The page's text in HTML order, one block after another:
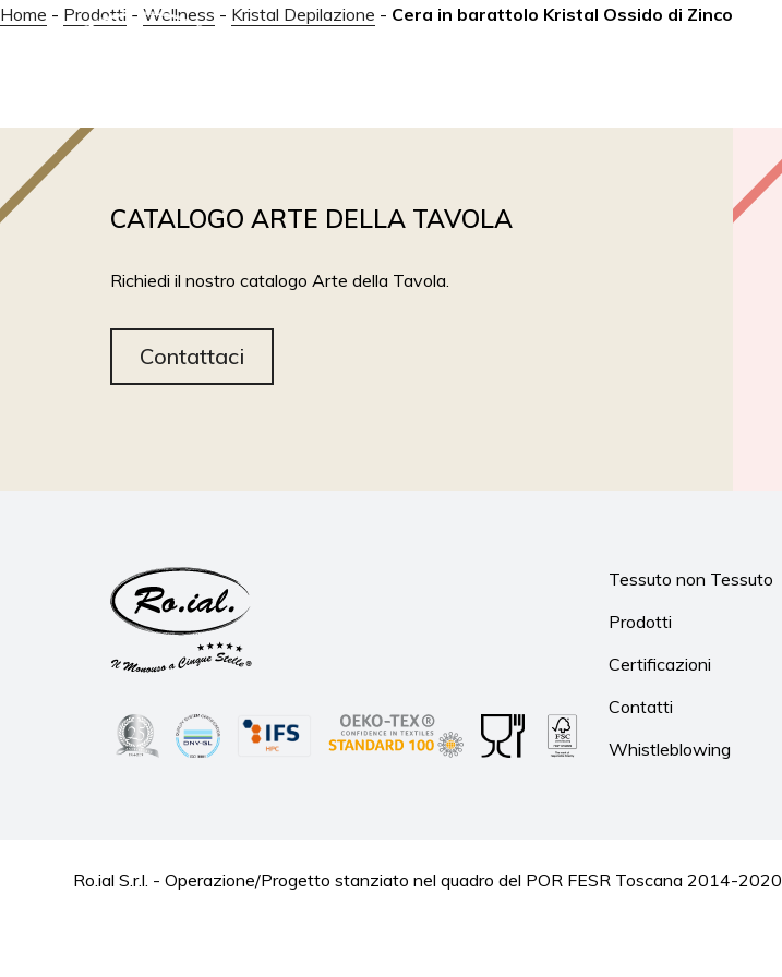
Home - Prodotti - Wellness - Kristal Depilazione - Cera in barattolo Kristal Ossido di Zinco
CATALOGO ARTE DELLA TAVOLA
Richiedi il nostro catalogo Arte della Tavola.
Contattaci
Tessuto non Tessuto
Prodotti
Certificazioni
Contatti
Whistleblowing
Ro.ial S.r.l. - Operazione/Progetto stanziato nel quadro del POR FESR Toscana 2014-2020